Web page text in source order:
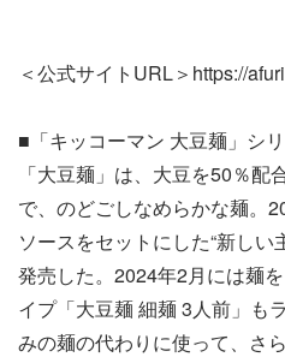
＜公式サイトURL＞https://
■「キッコーマン 大豆麺」シ
「大豆麺」は、大豆を50％配
で、のどごしなめらかな麺。
ソースをセットにした“新し
発売した。2024年2月には麺
イプ「大豆麺 細麺 3人前」も
みの麺の代わりに使って、さ